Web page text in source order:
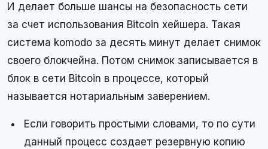
И делает больше шансы на безопасность сети
за счет использования Bitcoin хейшера. Такая
система komodo за десять минут делает снимок
своего блокчейна. Потом снимок записывается в
блок в сети Bitcoin в процессе, который
называется нотариальным заверением.
Если говорить простыми словами, то по сути
данный процесс создает резервную копию